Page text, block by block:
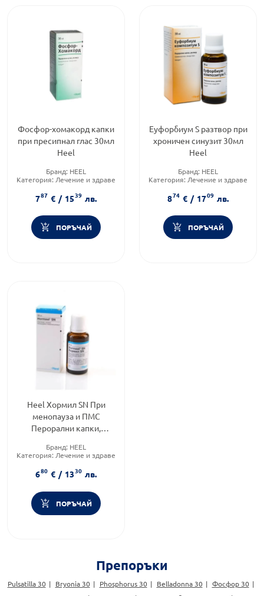
Фосфор-хомакорд капки
при пресипнал глас 30мл
Heel
Бранд: HEEL
Категория: Лечение и здраве
787 € / 1539 лв.
ПОРЪЧАЙ
Еуфорбиум S разтвор при
хроничен синузит 30мл
Heel
Бранд: HEEL
Категория: Лечение и здраве
874 € / 1709 лв.
ПОРЪЧАЙ
Heel Хормил SN При
менопауза и ПМС
Перорални капки,
Бранд: HEEL
Категория: Лечение и здраве
680 € / 1330 лв.
ПОРЪЧАЙ
Препоръки
Pulsatilla 30 Bryonia 30 Phosphorus 30 Belladonna 30
Фосфор 30